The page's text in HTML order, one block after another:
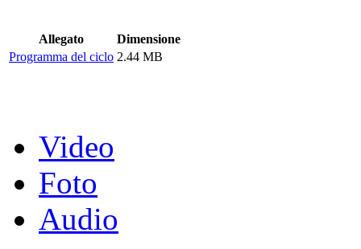
Allegato
Dimensione
Programma del ciclo 2.44 MB
Video
Foto
Audio